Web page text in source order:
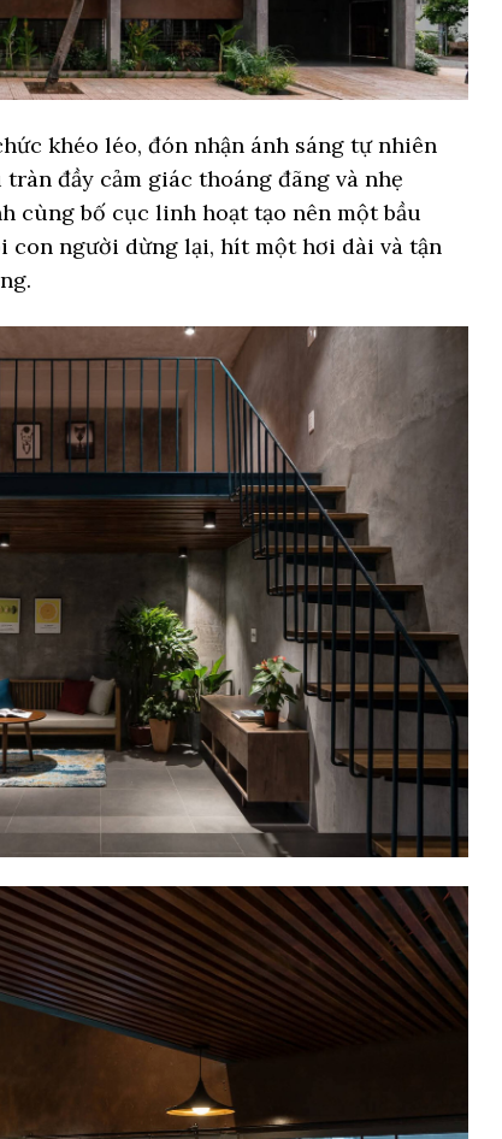
khéo léo, đón nhận ánh sáng tự nhiên
đầy cảm giác thoáng đãng và nhẹ
cùng bố cục linh hoạt tạo nên một bầu
con người dừng lại, hít một hơi dài và tận